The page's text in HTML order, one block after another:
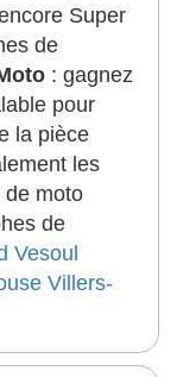
Super
de
: gagnez
pour
la pièce
les
de moto
de
Vesoul
Villers-